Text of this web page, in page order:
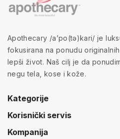
Apothecary /a’po(tə)kari/ je
fokusirana na ponudu
lepši život. Naš cilj je da
negu tela, kose i kože.
Kategorije
Korisnički servis
Kompanija